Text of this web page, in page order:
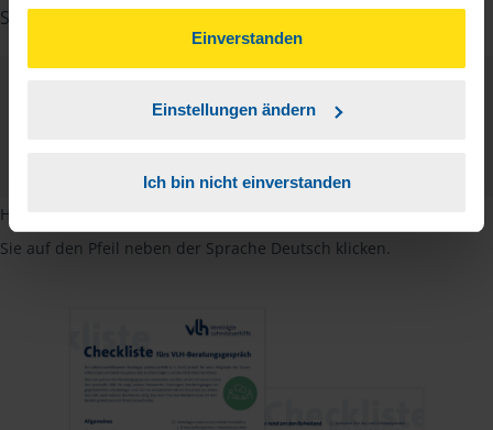
gesammelt haben. Indem Sie auf Einverstanden klicken,
können Sie der Verwendung von Cookies, gemäß
unserer
Einverstanden
Einstellungen ändern
Ich bin nicht einverstanden
Studenten sowie Rentner zur Verfügung.
Deutsch
Hinweis: Übersetzungen in mehreren Sprachen finden Sie, wenn
Sie auf den Pfeil neben der Sprache Deutsch klicken.